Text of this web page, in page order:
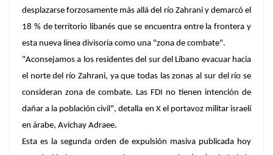
desplazarse forzosamente más allá del río Zahrani y demarcó el
18 % de territorio libanés que se encuentra entre la frontera y
esta nueva línea divisoria como una "zona de combate".
"Aconsejamos a los residentes del sur del Líbano evacuar hacia
el norte del río Zahrani, ya que todas las zonas al sur del río se
consideran zona de combate. Las FDI no tienen intención de
dañar a la población civil", detalla en X el portavoz militar israelí
en árabe, Avichay Adraee.
Esta es la segunda orden de expulsión masiva publicada hoy